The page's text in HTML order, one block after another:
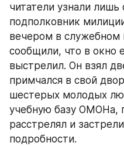
читатели узнали
подполковник
вечером в служебном
сообщили, что в окно
выстрелил. Он взял
примчался в свой
шестерых молодых
учебную базу ОМОНа,
расстрелял и
подробности.